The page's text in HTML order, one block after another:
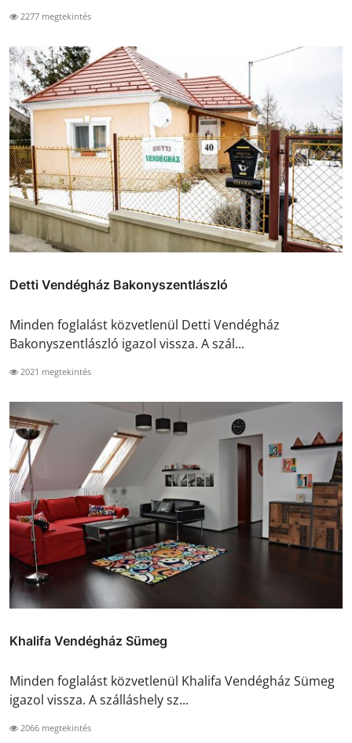
2277 megtekintés
Detti Vendégház Bakonyszentlászló
Minden foglalást közvetlenül Detti Vendégház
Bakonyszentlászló igazol vissza. A szál...
2021 megtekintés
Khalifa Vendégház Sümeg
Minden foglalást közvetlenül Khalifa Vendégház Sümeg
igazol vissza. A szálláshely sz...
2066 megtekintés